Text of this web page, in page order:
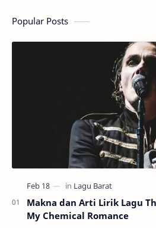
Popular Posts
Makna dan Arti Lirik Lagu
My Chemical Romance